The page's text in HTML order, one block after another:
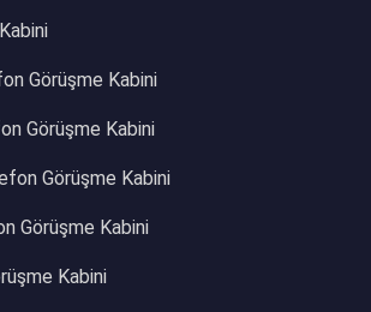
Görüşme Kabini
Görüşme Kabini
Görüşme Kabini
Görüşme Kabini
Kabini